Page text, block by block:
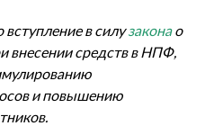
в силузаконао
внесении средств в НПФ,
и повышению